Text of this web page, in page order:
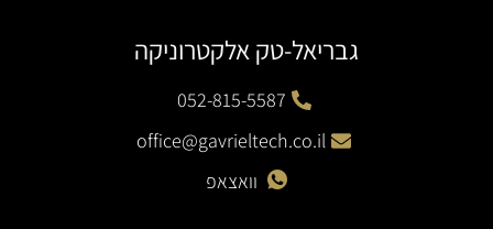
גבריאל-טק אלקטרוניקה
052-815-5587
office@gavrieltech.co.il
וואצאפ